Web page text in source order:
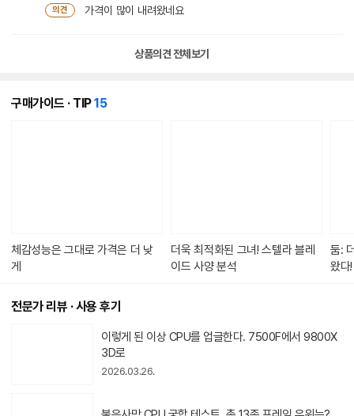
의견 가격이 많이 내려왔네요
상품의견 전체보기
구매가이드 · TIP15개
체감성능은 그대로 가격은 더 낮
게
더욱 최적화된 그녀! 스텔라 블레
이드 사양 분석
둠:
왔다!
전문가 리뷰 · 사용 후기
이렇게 된 이상 CPU를 업글한다. 75